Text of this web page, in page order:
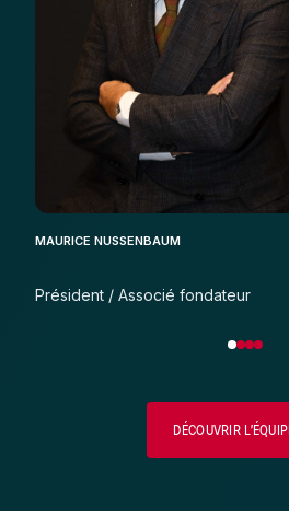
MAURICE NUSSENBAUM
Président / Associé fondateur
DÉCOUVRIR